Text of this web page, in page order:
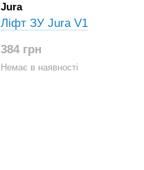
Jura
Ліфт ЗУ Jura V1
384 грн
Немає в наявності